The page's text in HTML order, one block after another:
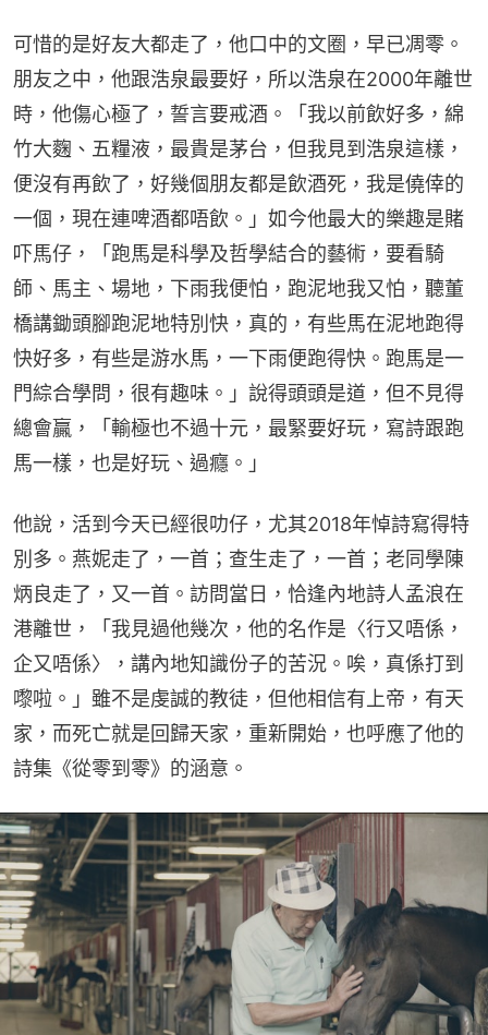
可惜的是好友大都走了，他口中的文圈，早已凋零。
朋友之中，他跟浩泉最要好，所以浩泉在2000年離世
時，他傷心極了，誓言要戒酒。「我以前飲好多，綿
竹大麴、五糧液，最貴是茅台，但我見到浩泉這樣，
便沒有再飲了，好幾個朋友都是飲酒死，我是僥倖的
一個，現在連啤酒都唔飲。」如今他最大的樂趣是賭
吓馬仔，「跑馬是科學及哲學結合的藝術，要看騎
師、馬主、場地，下雨我便怕，跑泥地我又怕，聽董
橋講鋤頭腳跑泥地特別快，真的，有些馬在泥地跑得
快好多，有些是游水馬，一下雨便跑得快。跑馬是一
門綜合學問，很有趣味。」說得頭頭是道，但不見得
總會贏，「輸極也不過十元，最緊要好玩，寫詩跟跑
馬一樣，也是好玩、過癮。」
他說，活到今天已經很叻仔，尤其2018年悼詩寫得特
別多。燕妮走了，一首；查生走了，一首；老同學陳
炳良走了，又一首。訪問當日，恰逢內地詩人孟浪在
港離世，「我見過他幾次，他的名作是〈行又唔係，
企又唔係〉，講內地知識份子的苦況。唉，真係打到
嚟啦。」雖不是虔誠的教徒，但他相信有上帝，有天
家，而死亡就是回歸天家，重新開始，也呼應了他的
詩集《從零到零》的涵意。